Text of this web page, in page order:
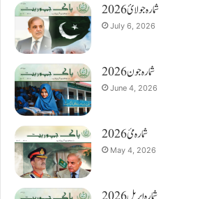
شمارہ جولائ 2026
July 6, 2026
شمارہ جون 2026
June 4, 2026
شمارہ مئ 2026
May 4, 2026